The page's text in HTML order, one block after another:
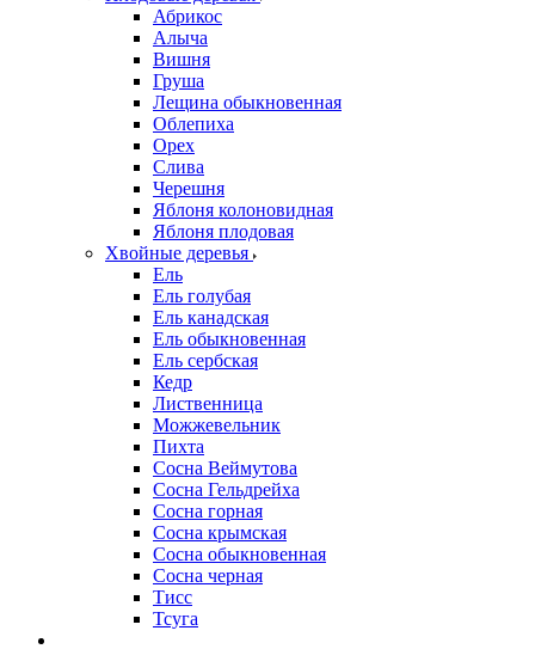
Абрикос
Алыча
Вишня
Груша
Лещина обыкновенная
Облепиха
Орех
Слива
Черешня
Яблоня колоновидная
Яблоня плодовая
Хвойные деревья
Ель
Ель голубая
Ель канадская
Ель обыкновенная
Ель сербская
Кедр
Лиственница
Можжевельник
Пихта
Сосна Веймутова
Сосна Гельдрейха
Сосна горная
Сосна крымская
Сосна обыкновенная
Сосна черная
Тисс
Тсуга